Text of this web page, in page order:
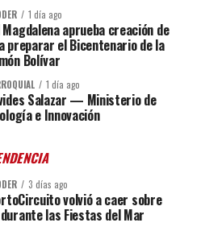
1 día ago
aprueba creación de
preparar el Bicentenario de la
Bolívar
1 día ago
Salazar — Ministerio de
e Innovación
3 días ago
volvió a caer sobre
las Fiestas del Mar